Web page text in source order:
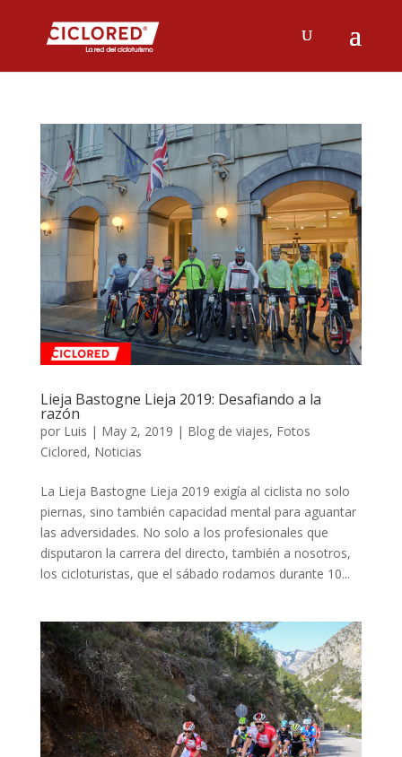
Lieja Bastogne Lieja 2019: Desafiando a la
razón
por Luis | May 2, 2019 | Blog de viajes, Fotos
Ciclored, Noticias
La Lieja Bastogne Lieja 2019 exigía al ciclista no solo
piernas, sino también capacidad mental para aguantar
las adversidades. No solo a los profesionales que
disputaron la carrera del directo, también a nosotros,
los cicloturistas, que el sábado rodamos durante 10...